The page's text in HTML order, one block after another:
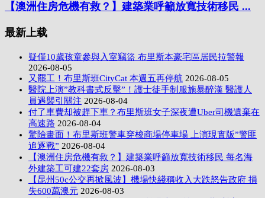
【澳洲住房危機有救？】建築業呼籲放寬技術移民 ...
最新上载
疑僅10歲孩童參與入室竊盜 布里斯本豪宅區居民拉警報
2026-08-05
又罷工！布里斯班CityCat 本週五再停航 2026-08-05
醫院上演”教科書式反擊”！護士徒手制服施暴醉漢 醫護人
員遇襲引關注 2026-08-04
付了車費却被趕下車？布里斯班女子深夜遭Uber司機遺棄在
高速路 2026-08-04
驚險畫面！布里斯班警車穿梭商場停車場 上演現實版”警匪
追逐戰” 2026-08-04
【澳洲住房危機有救？】建築業呼籲放寬技術移民 每名海
外建築工可建22套房 2026-08-03
【昆州50c公交再掀風波】機場快綫稱收入大跌怒告政府 損
失600萬澳元 2026-08-03